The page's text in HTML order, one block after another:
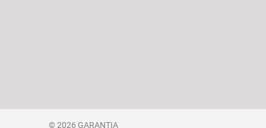
© 2026 GARANTIA